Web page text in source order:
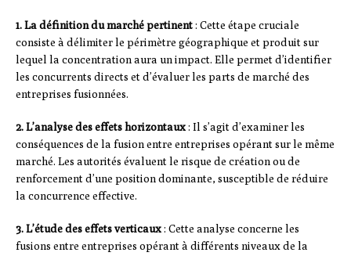
1. La définition du marché pertinent: Cette étape cruciale
consiste à délimiter le périmètre géographique et produit sur
lequel la concentration aura un impact. Elle permet d’identifier
les concurrents directs et d’évaluer les parts de marché des
entreprises fusionnées.
2. L’analyse des effets horizontaux: Il s’agit d’examiner les
conséquences de la fusion entre entreprises opérant sur le même
marché. Les autorités évaluent le risque de création ou de
renforcement d’une position dominante, susceptible de réduire
la concurrence effective.
3. L’étude des effets verticaux: Cette analyse concerne les
fusions entre entreprises opérant à différents niveaux de la